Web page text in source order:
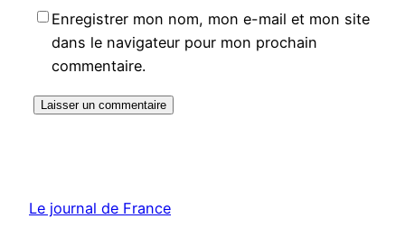
Enregistrer mon nom, mon e-mail et mon site
dans le navigateur pour mon prochain
commentaire.
Le journal de France